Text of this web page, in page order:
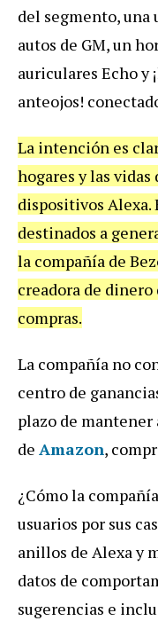
del segmento, una
autos de GM, un
auriculares Echo y
anteojos!
La intención es
hogares y las
dispositivos Alexa.
destinados a
la compañía de
creadora de dinero
compras.
La compañía no
centro de
plazo de
de Amazon,
¿Cómo la
usuarios por sus
anillos de Alexa y
datos de
sugerencias e